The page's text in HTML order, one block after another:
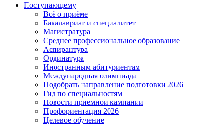
Поступающему
Всё о приёме
Бакалавриат и специалитет
Магистратура
Среднее профессиональное образование
Аспирантура
Ординатура
Иностранным абитуриентам
Международная олимпиада
Подобрать направление подготовки 2026
Гид по специальностям
Новости приёмной кампании
Профориентация 2026
Целевое обучение